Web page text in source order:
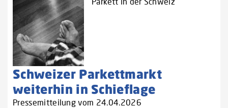
Schweizer Parkettmarkt
weiterhin in Schieflage
Pressemitteilung vom 24.04.2026